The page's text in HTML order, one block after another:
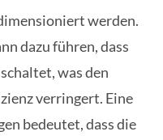
werden.
dazu führen, dass
was den
verringert. Eine
bedeutet, dass die